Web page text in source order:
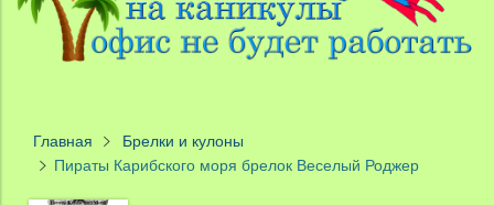
Главная
Брелки и кулоны
Пираты Карибского моря брелок Веселый Роджер